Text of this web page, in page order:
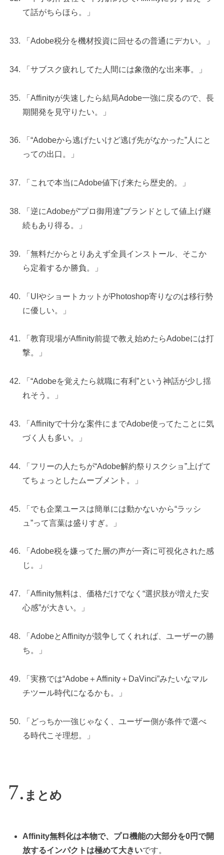
て話がちらほら。」
「Adobe税分を機材投資に回せるの普通にデカい。」
「サブスク疲れしてた人間には象徴的な出来事。」
「Affinityが失速したら結局Adobe一強に戻るので、長
期開発を見守りたい。」
「“Adobeから逃げたいけど逃げ先がなかった”人にと
っての出口。」
「これで本当にAdobe値下げ来たら歴史的。」
「逆にAdobeが“プロ御用達”ブランドとして値上げ継
続もあり得る。」
「無料だからとりあえず全員インストール、そこか
ら定着するか勝負。」
「UIやショートカットがPhotoshop寄りなのは移行勢
に優しい。」
「教育現場がAffinity前提で教え始めたらAdobeには打
撃。」
「“Adobeを覚えたら就職に有利”という神話が少し揺
れそう。」
「Affinityで十分な案件にまでAdobe使ってたことに気
づく人も多い。」
「フリーの人たちが“Adobe解約祭りスクショ”上げて
てちょっとしたムーブメント。」
「でも企業ユースは簡単には動かないから“ラッシ
ュ”って言葉は盛りすぎ。」
「Adobe税を嫌ってた層の声が一斉に可視化された感
じ。」
「Affinity無料は、価格だけでなく“選択肢が増えた安
心感”が大きい。」
「AdobeとAffinityが競争してくれれば、ユーザーの勝
ち。」
「実務では“Adobe＋Affinity＋DaVinci”みたいなマル
チツール時代になるかも。」
「どっちか一強じゃなく、ユーザー側が条件で選べ
る時代こそ理想。」
まとめ
Affinity無料化は本物で、プロ機能の大部分を0円で開
放するインパクトは極めて大きいです。